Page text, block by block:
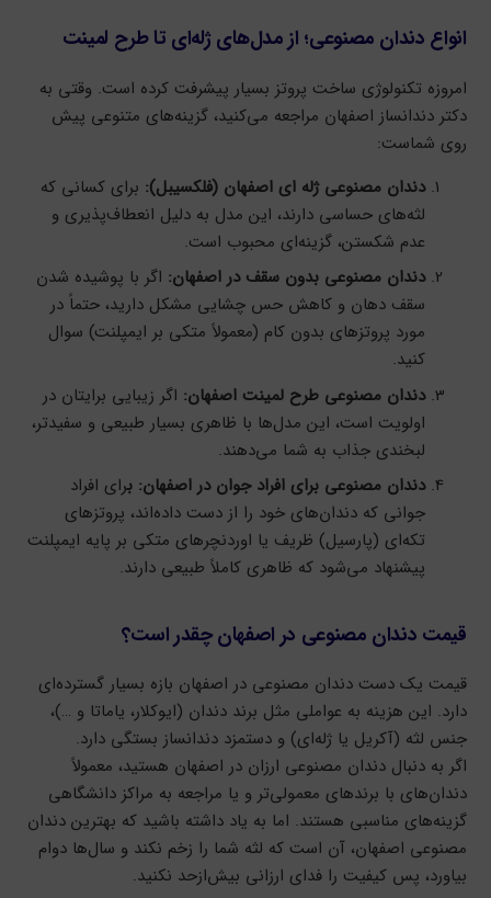
انواع دندان مصنوعی؛ از مدل‌های ژله‌ای تا طرح لمینت
امروزه تکنولوژی ساخت پروتز بسیار پیشرفت کرده است. وقتی به
دکتر دندانساز اصفهان مراجعه می‌کنید، گزینه‌های متنوعی پیش
روی شماست:
دندان مصنوعی ژله ای اصفهان (فلکسیبل): برای کسانی که
لثه‌های حساسی دارند، این مدل به دلیل انعطاف‌پذیری و
عدم شکستن، گزینه‌ای محبوب است.
دندان مصنوعی بدون سقف در اصفهان: اگر با پوشیده شدن
سقف دهان و کاهش حس چشایی مشکل دارید، حتماً در
مورد پروتزهای بدون کام (معمولاً متکی بر ایمپلنت) سوال
کنید.
دندان مصنوعی طرح لمینت اصفهان: اگر زیبایی برایتان در
اولویت است، این مدل‌ها با ظاهری بسیار طبیعی و سفیدتر،
لبخندی جذاب به شما می‌دهند.
دندان مصنوعی برای افراد جوان در اصفهان: برای افراد
جوانی که دندان‌های خود را از دست داده‌اند، پروتزهای
تکه‌ای (پارسیل) ظریف یا اوردنچرهای متکی بر پایه ایمپلنت
پیشنهاد می‌شود که ظاهری کاملاً طبیعی دارند.
قیمت دندان مصنوعی در اصفهان چقدر است؟
قیمت یک دست دندان مصنوعی در اصفهان بازه بسیار گسترده‌ای
دارد. این هزینه به عواملی مثل برند دندان (ایوکلار، یاماتا و …)،
جنس لثه (آکریل یا ژله‌ای) و دستمزد دندانساز بستگی دارد.
اگر به دنبال دندان مصنوعی ارزان در اصفهان هستید، معمولاً
دندان‌های با برندهای معمولی‌تر و یا مراجعه به مراکز دانشگاهی
گزینه‌های مناسبی هستند. اما به یاد داشته باشید که بهترین دندان
مصنوعی اصفهان، آن است که لثه شما را زخم نکند و سال‌ها دوام
بیاورد، پس کیفیت را فدای ارزانی بیش‌از‌حد نکنید.